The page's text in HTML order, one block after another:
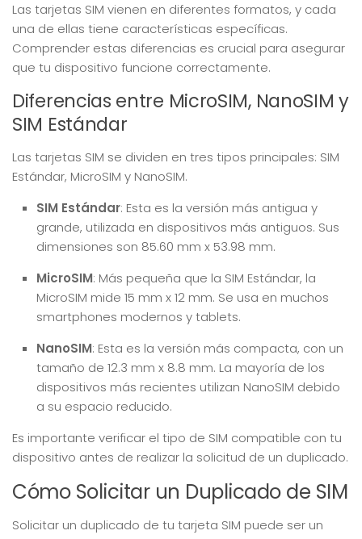
Las tarjetas SIM vienen en diferentes formatos, y cada
una de ellas tiene características específicas.
Comprender estas diferencias es crucial para asegurar
que tu dispositivo funcione correctamente.
Diferencias entre MicroSIM, NanoSIM y
SIM Estándar
Las tarjetas SIM se dividen en tres tipos principales: SIM
Estándar, MicroSIM y NanoSIM.
SIM Estándar: Esta es la versión más antigua y
grande, utilizada en dispositivos más antiguos. Sus
dimensiones son 85.60 mm x 53.98 mm.
MicroSIM: Más pequeña que la SIM Estándar, la
MicroSIM mide 15 mm x 12 mm. Se usa en muchos
smartphones modernos y tablets.
NanoSIM: Esta es la versión más compacta, con un
tamaño de 12.3 mm x 8.8 mm. La mayoría de los
dispositivos más recientes utilizan NanoSIM debido
a su espacio reducido.
Es importante verificar el tipo de SIM compatible con tu
dispositivo antes de realizar la solicitud de un duplicado.
Cómo Solicitar un Duplicado de SIM
Solicitar un duplicado de tu tarjeta SIM puede ser un